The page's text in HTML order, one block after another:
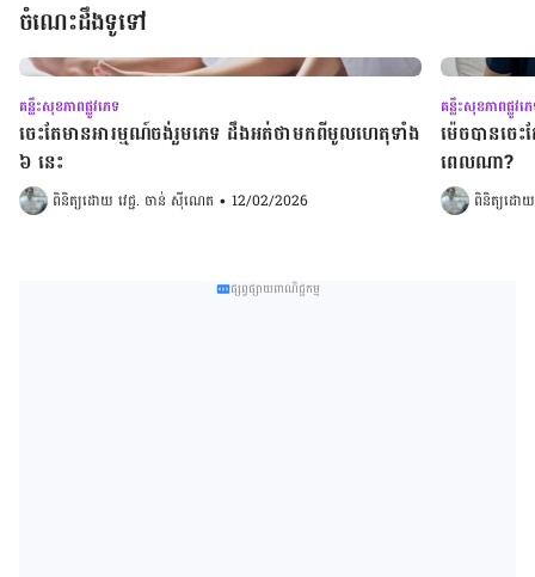
ចំណេះដឹងទូទៅ
គន្លឹះសុខភាពផ្លូវភេទ
ចេះតែមានអារម្មណ៍ចង់រួមភេទ ដឹងអត់ថាមកពីមូលហេតុទាំង
៦ នេះ
ពិនិត្យដោយ វេជ្ជ. ចាន់ ស៊ីណេត • 12/02/2026
គន្លឹះសុខភាពផ្លូវភ
ម៉េចបានចេ
ពេលណា?
ពិនិត្យដោ
ផ្សព្វផ្សាយពាណិជ្ជកម្ម